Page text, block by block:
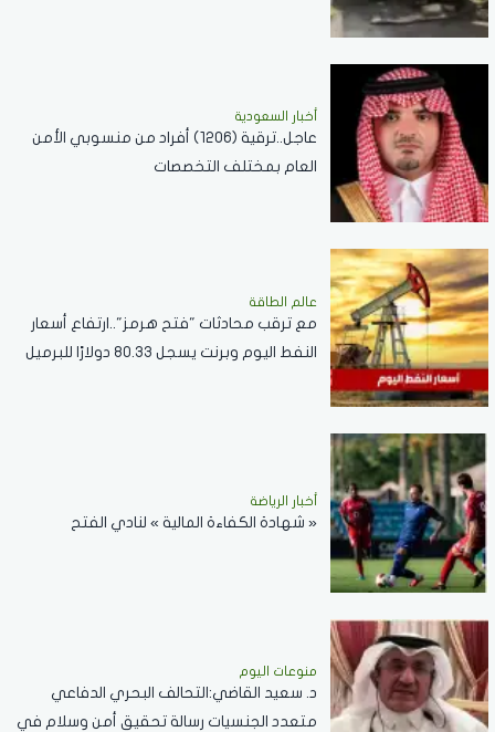
أخبار السعودية
عاجل..ترقية (1206) أفراد من منسوبي الأمن
العام بمختلف التخصصات
عالم الطاقة
مع ترقب محادثات "فتح هرمز"..ارتفاع أسعار
النفط اليوم وبرنت يسجل 80.33 دولارًا للبرميل
أخبار الرياضة
« شهادة الكفاءة المالية » لنادي الفتح
منوعات اليوم
د. سعيد القاضي:التحالف البحري الدفاعي
متعدد الجنسيات رسالة تحقيق أمن وسلام في